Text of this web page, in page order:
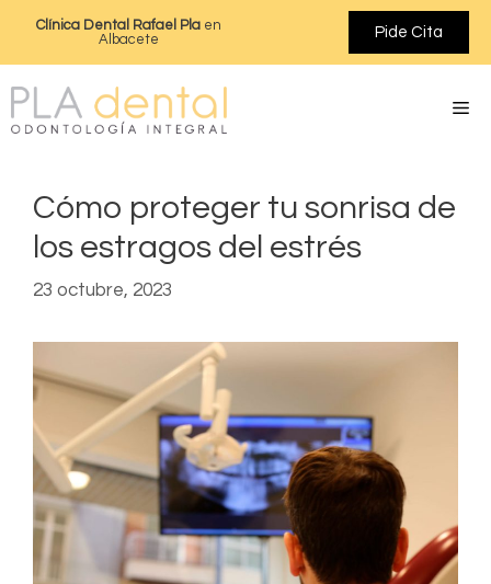
Clínica Dental Rafael Plaen
Albacete
Pide Cita
Cómo proteger tu sonrisa de
los estragos del estrés
23 octubre, 2023